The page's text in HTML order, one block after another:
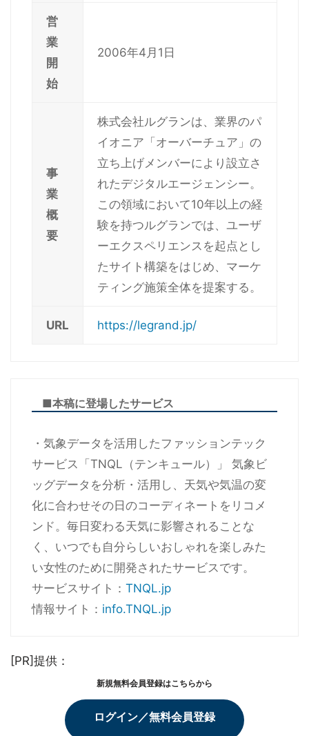
営
業
開
始
2006年4月1日
事
業
概
要
株式会社ルグランは、業界のパ
イオニア「オーバーチュア」の
立ち上げメンバーにより設立さ
れたデジタルエージェンシー。
この領域において10年以上の経
験を持つルグランでは、ユーザ
ーエクスペリエンスを起点とし
たサイト構築をはじめ、マーケ
ティング施策全体を提案する。
URL https://legrand.jp/
■本稿に登場したサービス
・気象データを活用したファッションテック
サービス「TNQL（テンキュール）」 気象ビ
ッグデータを分析・活用し、天気や気温の変
化に合わせその日のコーディネートをリコメ
ンド。毎日変わる天気に影響されることな
く、いつでも自分らしいおしゃれを楽しみた
い女性のために開発されたサービスです。
サービスサイト： TNQL.jp
情報サイト： info.TNQL.jp
[PR]提供：
新規無料会員登録はこちらから
ログイン／無料会員登録